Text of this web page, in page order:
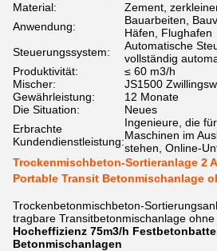
Material:
Zement,
Anwendung:
Bauarbeiten,
Häfen, Flughafen
Steuerungssystem:
Automatische
vollständig
Produktivität:
≤ 60 m3/h
Mischer:
JS1500
Gewährleistung:
12 Monate
Die Situation:
Neues
Erbrachte
Kundendienstleistung:
Ingenieure, die
Maschinen im
stehen, Online-
Trockenmischbeton-Sortieranlage 2
Portable Transit Betonmischanlage
Trockenbetonmischbeton-
tragbare Transitbetonmischanlage
Hocheffizienz 75m3/h
Betonmischanlagen